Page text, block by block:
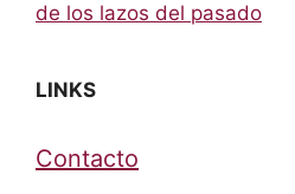
de los lazos del pasado
LINKS
Contacto